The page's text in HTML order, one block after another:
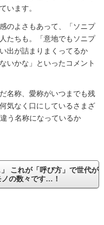
います。
のよさもあって、「ソニプ
たちも。「意地でもソニプ
出が詰まりまくってるか
いかな」といったコメント
名称、愛称がいつまでも残
気なく口にしているさまざ
う名称になっているか
これが「呼び方」で世代が
の数々です…！